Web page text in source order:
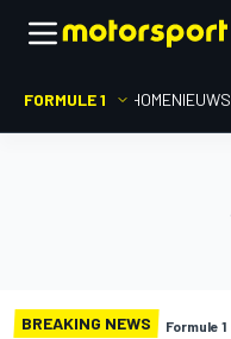
FORMULE 1 HOMENIEUWS
BREAKING NEWS Formule 1